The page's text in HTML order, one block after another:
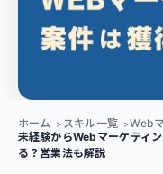
ホーム スキル一覧
Web
未経験からWebマーケティ
る？営業法も解説